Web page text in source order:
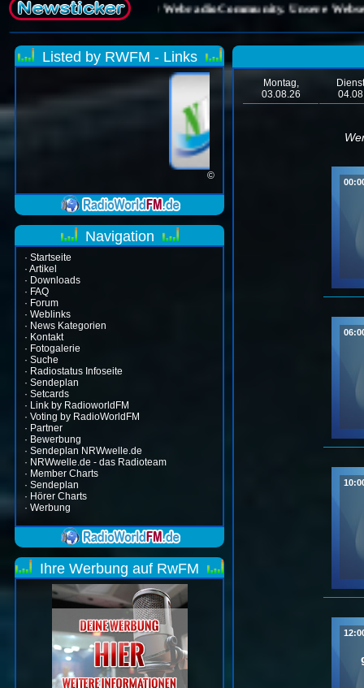
Listed by RWFM - Links
©
Navigation
· Startseite
· Artikel
· Downloads
· FAQ
· Forum
· Weblinks
· News Kategorien
· Kontakt
· Fotogalerie
· Suche
· Radiostatus Infoseite
· Sendeplan
· Setcards
· Link by RadioworldFM
· Voting by RadioWorldFM
· Partner
· Bewerbung
· Sendeplan NRWwelle.de
· NRWwelle.de - das Radioteam
· Member Charts
· Sendeplan
· Hörer Charts
· Werbung
Ihre Werbung auf RwFM
Montag,
03.08.26